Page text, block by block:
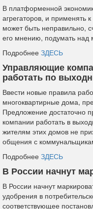
В платформенной
агрегаторов, и применять
может быть неправильно,
его мнению, подумать над
Подробнее ЗДЕСЬ
Управляющие
работать по
Ввести новые правила
многоквартирные дома,
Предложение достаточно
компании работать в
жителям этих домов не
общения с
Подробнее ЗДЕСЬ
В России начнут
В России начнут
удобрения в
соответствующее